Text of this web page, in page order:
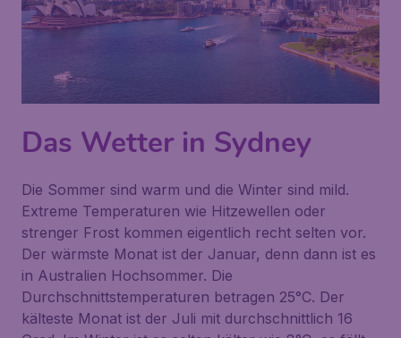
Das Wetter in Sydney
Die Sommer sind warm und die Winter sind mild.
Extreme Temperaturen wie Hitzewellen oder
strenger Frost kommen eigentlich recht selten vor.
Der wärmste Monat ist der Januar, denn dann ist es
in Australien Hochsommer. Die
Durchschnittstemperaturen betragen 25°C. Der
kälteste Monat ist der Juli mit durchschnittlich 16